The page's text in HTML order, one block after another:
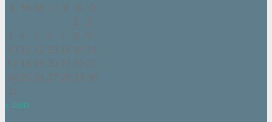
L
M M J V S
D
1
2
3
4 5 6 7 8
9
10 11 12 13 14 15 16
17 18 19 20 21 22 23
24 25 26 27 28 29 30
31
« Juin